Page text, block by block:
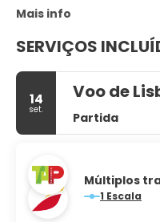
Mais info
SERVIÇOS
14
set.
Voo de
Partida
Múltiplos
1 Escala